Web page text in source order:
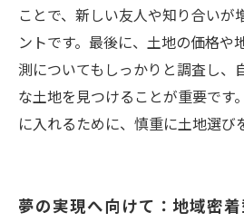
ことで、新しい友人や知り合いが
ントです。最後に、土地の価格や
測についてもしっかりと調査し、
な土地を見つけることが重要です
に入れるために、慎重に土地選び
夢の実現へ向けて：地域密